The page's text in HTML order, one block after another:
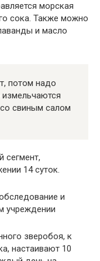
морская
сока. Также можно
и масло
потом надо
свиным салом
сегмент,
14 суток.
и
учреждении
зверобоя, к
настаивают 10